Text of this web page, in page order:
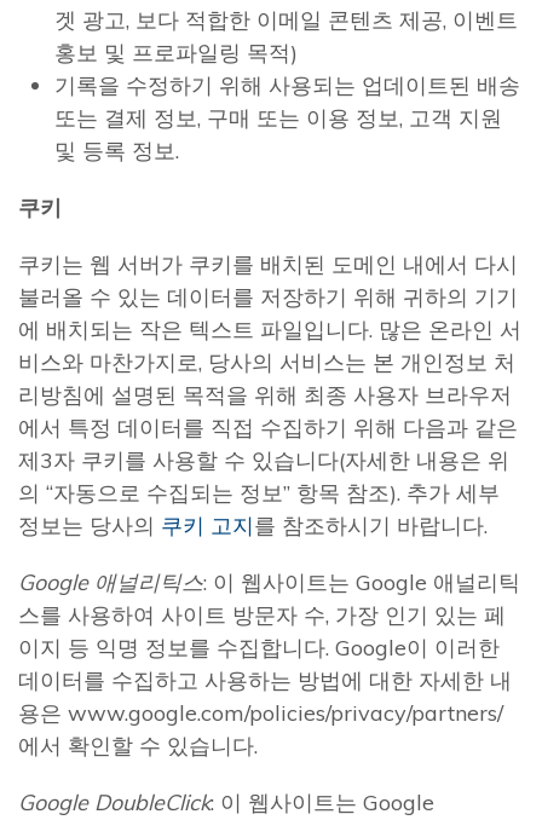
겟 광고, 보다 적합한 이메일 콘텐츠 제공, 이벤트
홍보 및 프로파일링 목적)
기록을 수정하기 위해 사용되는 업데이트된 배송
또는 결제 정보, 구매 또는 이용 정보, 고객 지원
및 등록 정보.
쿠키
쿠키는 웹 서버가 쿠키를 배치된 도메인 내에서 다시
불러올 수 있는 데이터를 저장하기 위해 귀하의 기기
에 배치되는 작은 텍스트 파일입니다. 많은 온라인 서
비스와 마찬가지로, 당사의 서비스는 본 개인정보 처
리방침에 설명된 목적을 위해 최종 사용자 브라우저
에서 특정 데이터를 직접 수집하기 위해 다음과 같은
제3자 쿠키를 사용할 수 있습니다(자세한 내용은 위
의 “자동으로 수집되는 정보” 항목 참조). 추가 세부
정보는 당사의 쿠키 고지를 참조하시기 바랍니다.
Google 애널리틱스: 이 웹사이트는 Google 애널리틱
스를 사용하여 사이트 방문자 수, 가장 인기 있는 페
이지 등 익명 정보를 수집합니다. Google이 이러한
데이터를 수집하고 사용하는 방법에 대한 자세한 내
용은 www.google.com/policies/privacy/partners/
에서 확인할 수 있습니다.
Google DoubleClick: 이 웹사이트는 Google